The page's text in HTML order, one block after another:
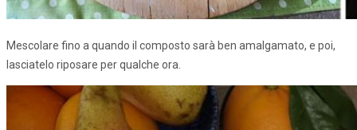
Mescolare fino a quando il composto sarà ben amalgamato, e poi,
lasciatelo riposare per qualche ora.